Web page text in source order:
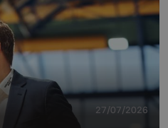
27/07/2026